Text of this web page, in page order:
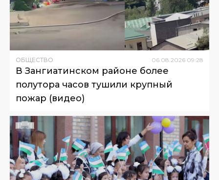
ОБЩЕСТВО 06.08.2026 09:28
В Зангиатинском районе более
полутора часов тушили крупный
пожар (видео)